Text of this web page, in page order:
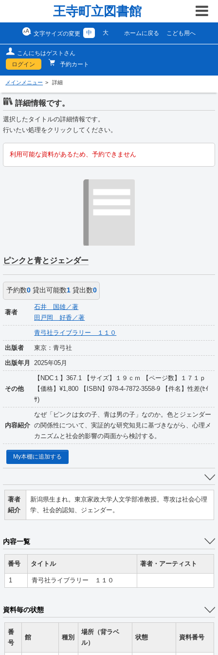
王寺町立図書館
文字サイズの変更 中 大 ホームに戻る こども用へ
こんにちはゲストさん
ログイン
予約カート
メインメニュー 詳細
詳細情報です。
選択したタイトルの詳細情報です。
行いたい処理をクリックしてください。
利用可能な資料があるため、予約できません
ピンクと青とジェンダー
予約数0貸出可能数1貸出数0
著者
石井 国雄／著
田戸岡 好香／著
青弓社ライブラリー １１０
出版者 東京：青弓社
出版年月 2025年05月
その他
【NDC１】367.1 【サイズ】１９ｃｍ 【ページ数】１７１ｐ
【価格】¥1,800 【ISBN】978-4-7872-3558-9 【件名】性差(ｾｲ
ｻ)
内容紹介
なぜ「ピンクは女の子、青は男の子」なのか。色とジェンダー
の関係性について、実証的な研究知見に基づきながら、心理メ
カニズムと社会的影響の両面から検討する。
My本棚に追加する
著者
紹介
新潟県生まれ。東京家政大学人文学部准教授。専攻は社会心理
学、社会的認知、ジェンダー。
内容一覧
番号 タイトル 著者・アーティスト
1 青弓社ライブラリー １１０
資料毎の状態
番
号
館 種別
場所（背ラベ
ル）
状態 資料番号